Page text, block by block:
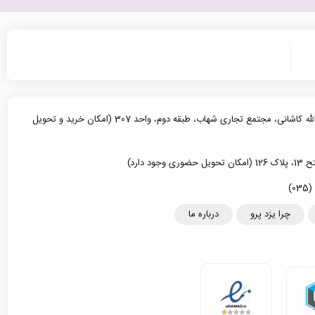
یزد، خیابان آیت الله کاشانی، مجتمع تجاری شهاب، طبقه دوم، واحد 307 (امکان خرید و تحویل
چرا یزد پرو درباره ما